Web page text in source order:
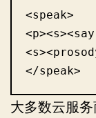
<speak>
</speak>
大多数云服